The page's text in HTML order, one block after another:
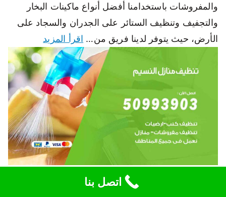
والمفروشات باستخدامنا أفضل أنواع ماكينات البخار
والتجفيف وتنظيف الستائر على الجدران والسجاد على
الأرض، حيث يتوفر لدينا فريق من… اقرأ المزيد
اتصل بنا